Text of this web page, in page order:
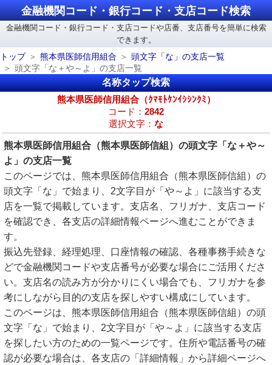
金融機関コード・銀行コード・支店コード検索
金融機関コード・銀行コード・支店コードや店番、支店番号を簡単に検索
できます。
トップ
熊本県医師信用組合
頭文字「な」の支店一覧
頭文字「な＋や～よ」の支店一覧
名称タップ検索
熊本県医師信用組合（ｸﾏﾓﾄｹﾝｲｼｼﾝｸﾐ）
コード： 2842
選択文字： な
熊本県医師信用組合（熊本県医師信組）の頭文字「な＋や～
よ」の支店一覧
このページでは、熊本県医師信用組合（熊本県医師信組）の
頭文字「な」で始まり、2文字目が「や～よ」に該当する支
店を一覧で掲載しています。支店名、フリガナ、支店コード
を確認でき、各支店の詳細情報ページへ進むことができま
す。
振込先登録、経理処理、口座情報の確認、各種事務手続きな
どで金融機関コードや支店番号が必要な場合にご活用くださ
い。支店名の読み方が分かりにくい場合でも、フリガナを参
考にしながら目的の支店を探しやすい構成にしています。
このページは、熊本県医師信用組合（熊本県医師信組）の頭
文字「な」で始まり、2文字目が「や～よ」に該当する支店
を探したい方のための一覧ページです。住所や電話番号の確
認が必要な場合は、各支店の「詳細情報」から詳細ページへ